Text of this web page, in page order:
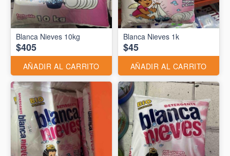
Blanca Nieves 10kg
$405
AÑADIR AL CARRITO
Blanca Nieves 1k
$45
AÑADIR AL CARRITO